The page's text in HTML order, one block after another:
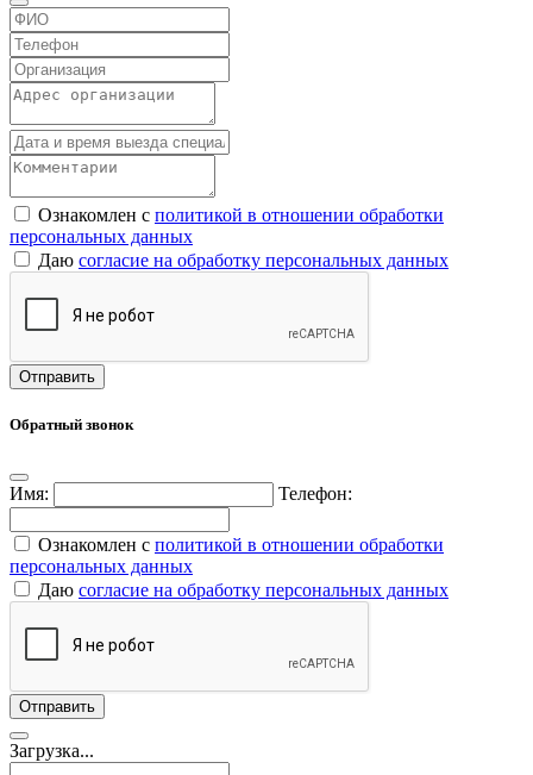
Ознакомлен с политикой в отношении обработки
персональных данных
Даю согласие на обработку персональных данных
Обратный звонок
Имя: Телефон:
Ознакомлен с политикой в отношении обработки
персональных данных
Даю согласие на обработку персональных данных
Загрузка...